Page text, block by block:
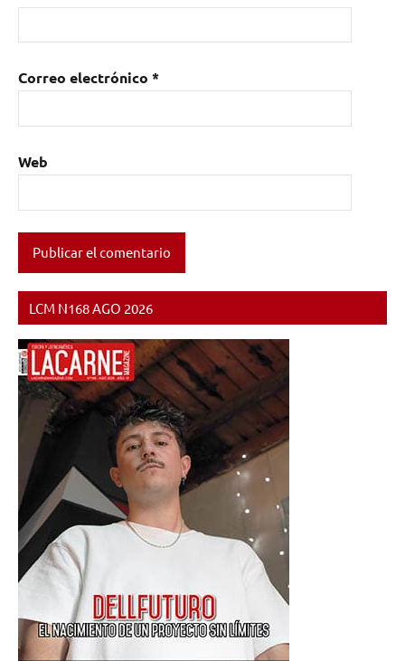
Correo electrónico *
Web
LCM N168 AGO 2026